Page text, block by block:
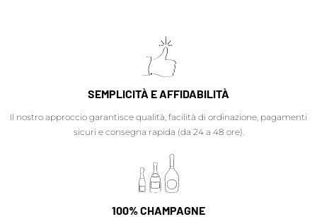
SEMPLICITÀ E AFFIDABILITÀ
Il nostro approccio garantisce qualità, facilità di ordinazione, pagamenti
sicuri e consegna rapida (da 24 a 48 ore).
100% CHAMPAGNE